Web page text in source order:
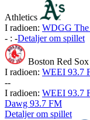
Athletics
I radioen: WDGG
- : -Detaljer om spillet
Boston Red Sox
I radioen: WEEI 93.7
--
I radioen: WEEI 93.7
Dawg 93.7 FM
Detaljer om spillet